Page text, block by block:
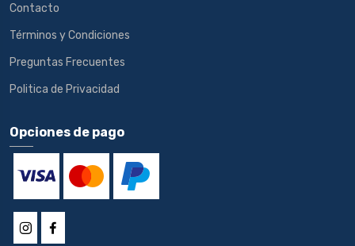
Contacto
Términos y Condiciones
Preguntas Frecuentes
Politica de Privacidad
Opciones de pago